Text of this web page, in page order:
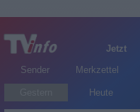
Jetzt
Sender
Merkzettel
Heute